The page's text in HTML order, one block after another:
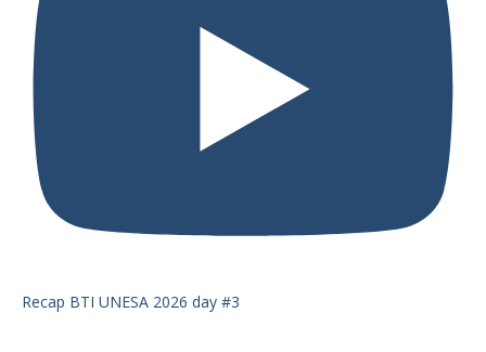
Recap BTI UNESA 2026 day #3